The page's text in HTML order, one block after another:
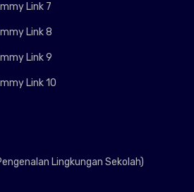
Link 7
Link 8
Link 9
Link 10
Lingkungan Sekolah)